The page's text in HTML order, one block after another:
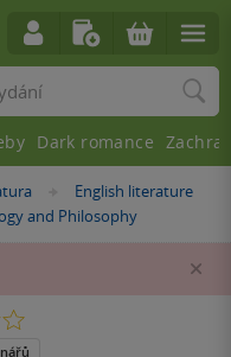
»English literature
and Philosophy
Dark romance